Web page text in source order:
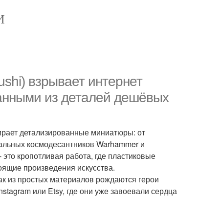
взрывает интернет
из деталей дешёвых
детализированные миниатюры: от
космодесантников Warhammer и
кропотливая работа, где пластиковые
произведения искусства.
из простых материалов рождаются герои
или Etsy, где они уже завоевали сердца